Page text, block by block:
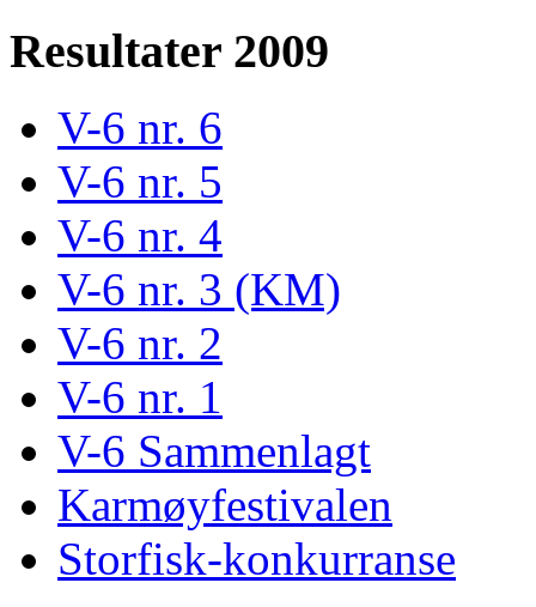
Resultater 2009
V-6 nr. 6
V-6 nr. 5
V-6 nr. 4
V-6 nr. 3 (KM)
V-6 nr. 2
V-6 nr. 1
V-6 Sammenlagt
Karmøyfestivalen
Storfisk-konkurranse